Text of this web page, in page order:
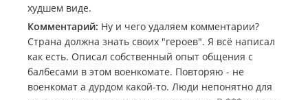
худшем виде.
Комментарий: Ну и чего удаляем комментарии?
Страна должна знать своих "героев". Я всё написал
как есть. Описал собственный опыт общения с
балбесами в этом военкомате. Повторяю - не
военкомат а дурдом какой-то. Люди непонятно для